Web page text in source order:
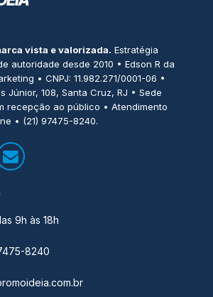
vista e valorizada. Estratégia
autoridade desde 2010 •Edson R da
• CNPJ: 11.982.271/0001-06 •
Júnior, 108, Santa Cruz, RJ • Sede
recepção ao público •Atendimento
• (21) 97475-8240.
9h às 18h
8240